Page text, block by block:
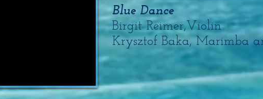
Blue Dance
Birgit Reimer,Violin
Krysztof Baka, Marimba